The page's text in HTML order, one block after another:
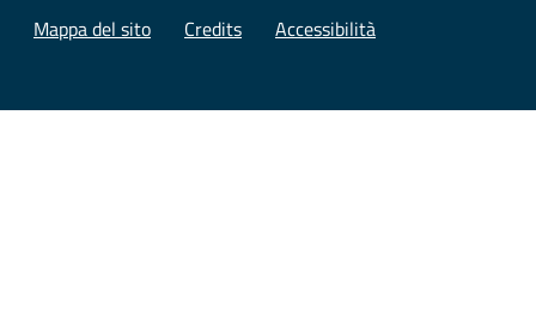
Mappa del sito Credits Accessibilità